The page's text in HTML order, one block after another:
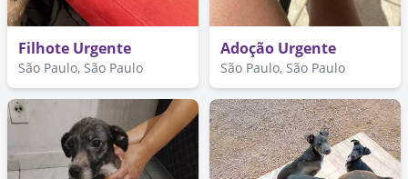
Filhote Urgente
São Paulo, São Paulo
Adoção Urgente
São Paulo, São Paulo